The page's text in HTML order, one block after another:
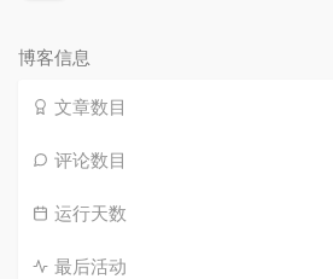
博客信息
文章数目
评论数目
运行天数
最后活动